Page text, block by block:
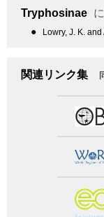
Tryphosinae
● Lowry, J. K.
関連リンク集